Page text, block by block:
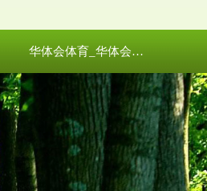
华体会体育_华体会（中国）